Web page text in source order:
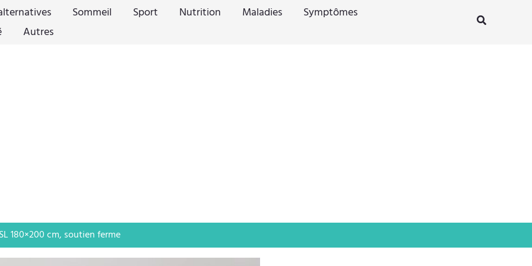
Sommeil Sport Nutrition Maladies
Symptômes
Autres
Rechercher
180×200 cm, soutien ferme